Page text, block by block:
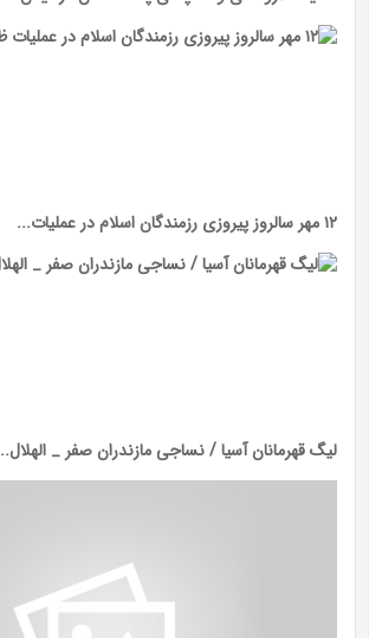
۱۲ مهر سالروز پیروزی رزمندگان اسلام در عملیات...
لیگ قهرمانان آسیا / نساجی مازندران صفر _ الهلال...